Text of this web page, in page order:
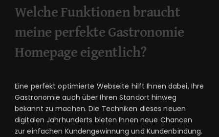
Welche Funktionen braucht
meine perfekte Gastronomie
Homepage eigentlich?
Eine perfekt optimierte Webseite hilft Ihnen dabei, Ihre
Gastronomie auch über Ihren Standort hinweg
bekannt zu machen. Die Techniken dieses neuen
digitalen Jahrhunderts bieten Ihnen neue Chancen
zur einfachen Kundengewinnung und Kundenbindung.